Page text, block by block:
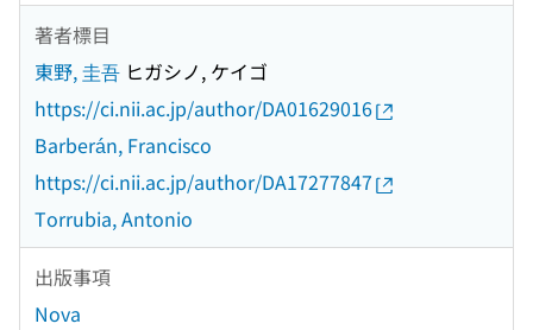
著者標目
東野, 圭吾 ヒガシノ, ケイゴ
https://ci.nii.ac.jp/author/DA01629016
Barberán, Francisco
https://ci.nii.ac.jp/author/DA17277847
Torrubia, Antonio
出版事項
Nova